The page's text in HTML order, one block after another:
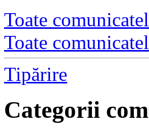
Toate
Toate
Tipărire
Categorii